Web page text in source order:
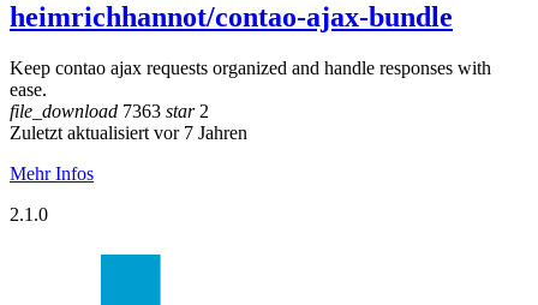
heimrichhannot/contao-ajax-bundle
Keep contao ajax requests organized and handle responses with
ease.
file_download 7363 star2
Zuletzt aktualisiert vor 7 Jahren
Mehr Infos
2.1.0